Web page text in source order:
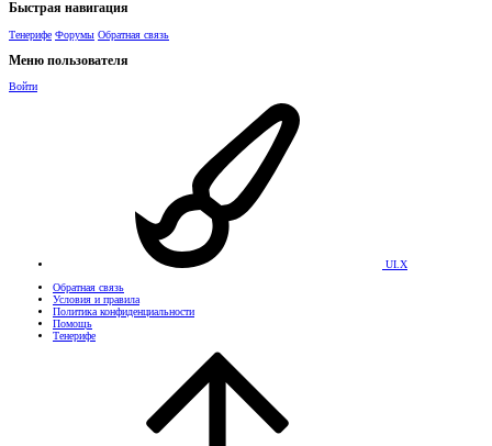
Быстрая навигация
Тенерифе Форумы Обратная связь
Меню пользователя
Войти
UI.X
Обратная связь
Условия и правила
Политика конфиденциальности
Помощь
Тенерифе